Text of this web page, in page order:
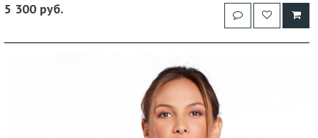
5 300 руб.